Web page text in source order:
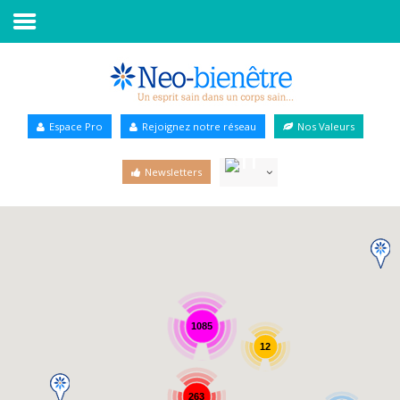
Annuaire Bien-être
Espace Pro Rejoignez notre réseau Nos Valeurs
Newsletters
1085
263
12